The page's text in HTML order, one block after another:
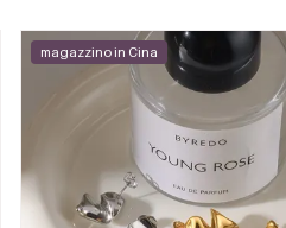
magazzino in Cina